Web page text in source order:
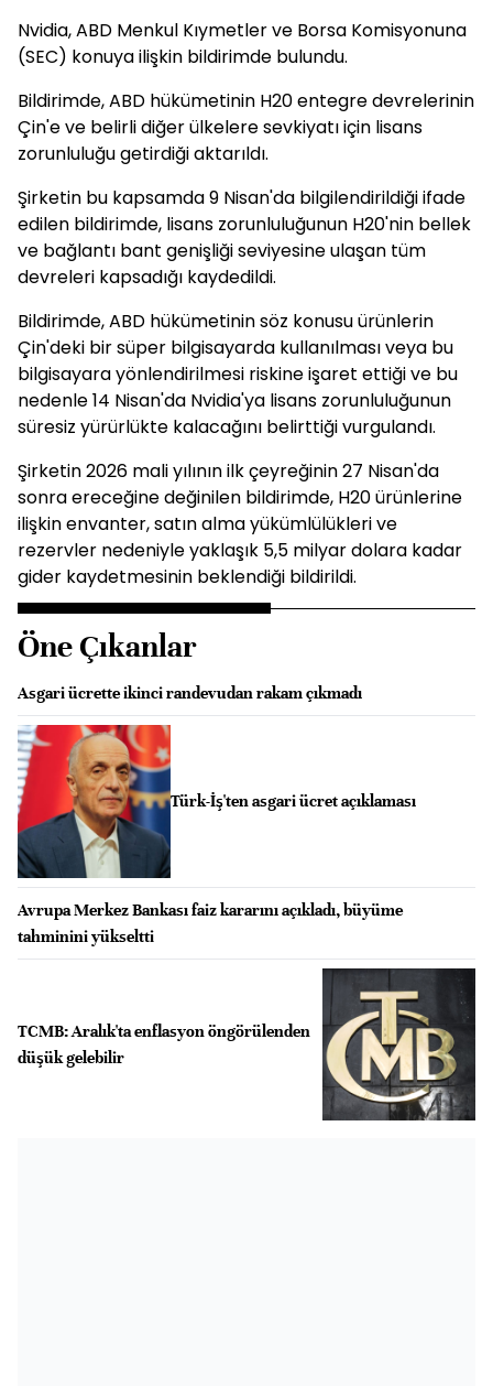
Nvidia, ABD Menkul Kıymetler ve Borsa Komisyonuna
(SEC) konuya ilişkin bildirimde bulundu.
Bildirimde, ABD hükümetinin H20 entegre devrelerinin
Çin'e ve belirli diğer ülkelere sevkiyatı için lisans
zorunluluğu getirdiği aktarıldı.
Şirketin bu kapsamda 9 Nisan'da bilgilendirildiği ifade
edilen bildirimde, lisans zorunluluğunun H20'nin bellek
ve bağlantı bant genişliği seviyesine ulaşan tüm
devreleri kapsadığı kaydedildi.
Bildirimde, ABD hükümetinin söz konusu ürünlerin
Çin'deki bir süper bilgisayarda kullanılması veya bu
bilgisayara yönlendirilmesi riskine işaret ettiği ve bu
nedenle 14 Nisan'da Nvidia'ya lisans zorunluluğunun
süresiz yürürlükte kalacağını belirttiği vurgulandı.
Şirketin 2026 mali yılının ilk çeyreğinin 27 Nisan'da
sonra ereceğine değinilen bildirimde, H20 ürünlerine
ilişkin envanter, satın alma yükümlülükleri ve
rezervler nedeniyle yaklaşık 5,5 milyar dolara kadar
gider kaydetmesinin beklendiği bildirildi.
Öne Çıkanlar
Asgari ücrette ikinci randevudan rakam çıkmadı
Türk-İş'ten asgari ücret açıklaması
Avrupa Merkez Bankası faiz kararını açıkladı, büyüme
tahminini yükseltti
TCMB: Aralık'ta enflasyon öngörülenden
düşük gelebilir